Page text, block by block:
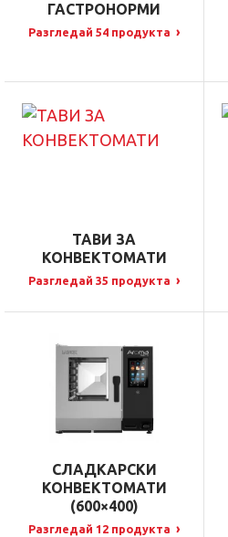
ГАСТРОНОРМИ
Разгледай 54 продукта ›
ТАВИ ЗА
КОНВЕКТОМАТИ
Разгледай 35 продукта ›
СЛАДКАРСКИ
КОНВЕКТОМАТИ
(600×400)
Разгледай 12 продукта ›